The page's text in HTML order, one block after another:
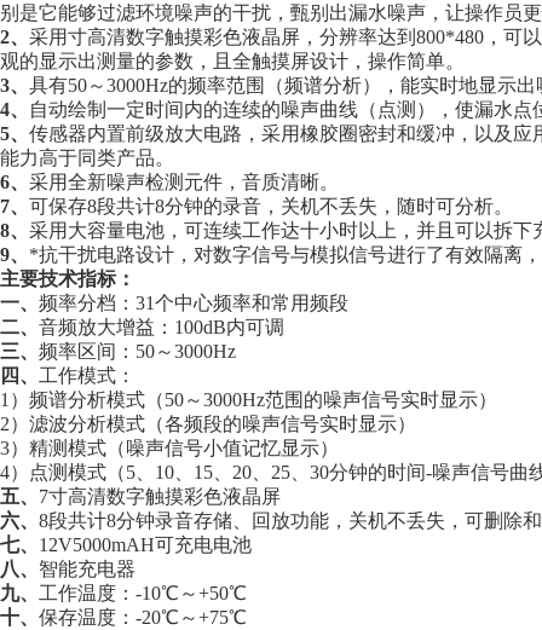
别是它能够过滤环境噪声的干扰，甄别出漏水噪声，让操作员
2、 采用寸高清数字触摸彩色液晶屏，分辨率达到800*480，可
观的显示出测量的参数，且全触摸屏设计，操作简单。
3、 具有50～3000Hz的频率范围（频谱分析），能实时地显示
4、
自动绘制一定时间内的连续的噪声曲线（点测），使漏水
5、 传感器内置前级放大电路，采用橡胶圈密封和缓冲，以及
能力高于同类产品。
6、 采用全新噪声检测元件，音质清晰。
7、 可保存8段共计8分钟的录音，关机不丢失，随时可分析。
8、 采用大容量电池，可连续工作达十小时以上，并且可以拆
9、 *抗干扰电路设计，对数字信号与模拟信号进行了有效隔离
主要技术指标：
一、 频率分档：31个中心频率和常用频段
二、 音频放大增益：100dB内可调
三、 频率区间：50～3000Hz
四、 工作模式：
1）频谱分析模式（50～3000Hz范围的噪声信号实时显示）
2）滤波分析模式（各频段的噪声信号实时显示）
3）精测模式（噪声信号小值记忆显示）
4）点测模式（5、10、15、20、25、30分钟的时间-噪声信号曲
五、 7寸高清数字触摸彩色液晶屏
六、 8段共计8分钟录音存储、回放功能，关机不丢失，可删除
七、 12V5000mAH可充电电池
八、 智能充电器
九、 工作温度：-10℃～+50℃
十、 保存温度：-20℃～+75℃